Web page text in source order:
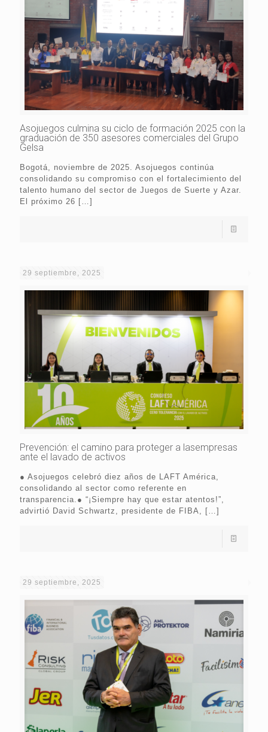
Asojuegos culmina su ciclo de formación 2025 con la
graduación de 350 asesores comerciales del Grupo
Gelsa
Bogotá, noviembre de 2025. Asojuegos continúa
consolidando su compromiso con el fortalecimiento del
talento humano del sector de Juegos de Suerte y Azar.
El próximo 26 […]
29 septiembre, 2025
Prevención: el camino para proteger a lasempresas
ante el lavado de activos
● Asojuegos celebró diez años de LAFT América,
consolidando al sector como referente en
transparencia.● “¡Siempre hay que estar atentos!”,
advirtió David Schwartz, presidente de FIBA, […]
29 septiembre, 2025